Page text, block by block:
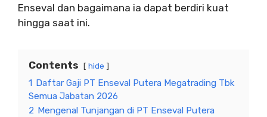
Enseval dan bagaimana ia dapat berdiri kuat
hingga saat ini.
Contents hide
1 Daftar Gaji PT Enseval Putera Megatrading Tbk
Semua Jabatan 2026
2 Mengenal Tunjangan di PT Enseval Putera